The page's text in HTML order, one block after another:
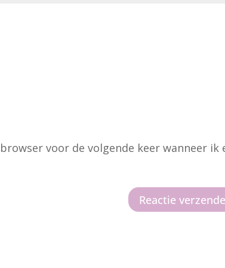
voor de volgende keer wanneer ik